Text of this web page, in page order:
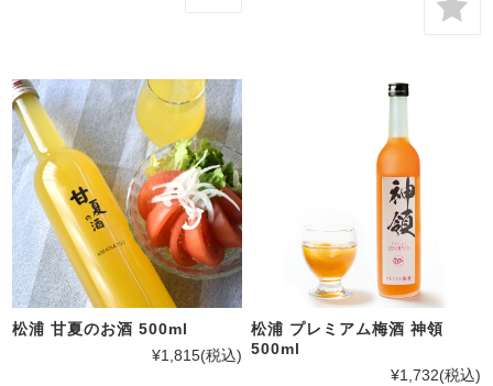
松浦 甘夏のお酒 500ml
¥1,815(税込)
松浦 プレミアム梅酒 神領
500ml
¥1,732(税込)